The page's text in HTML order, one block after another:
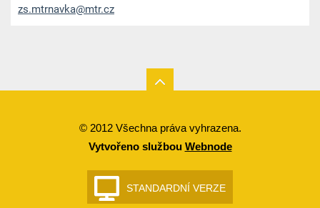
zs.mtrnavka@mtr.cz
© 2012 Všechna práva vyhrazena.
Vytvořeno službou Webnode
STANDARDNÍ VERZE